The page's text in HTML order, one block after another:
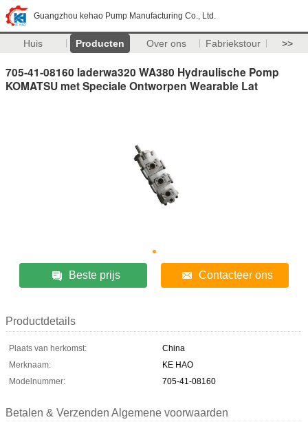
Guangzhou kehao Pump Manufacturing Co., Ltd.
Huis Producten Over ons Fabriekstour >>
705-41-08160 laderwa320 WA380 Hydraulische Pomp
KOMATSU met Speciale Ontworpen Wearable Lat
Beste prijs Contacteer ons
Productdetails
Plaats van herkomst:
China
Merknaam:
KE HAO
Modelnummer:
705-41-08160
Betalen & Verzenden Algemene voorwaarden